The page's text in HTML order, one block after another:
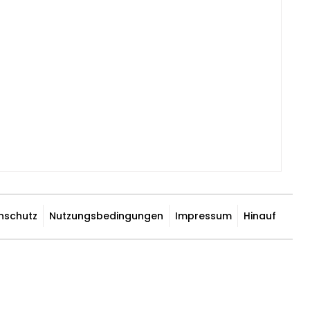
Nutzungsbedingungen Impressum Hinauf